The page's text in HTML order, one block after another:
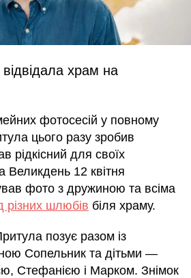
храм на
фотосесій у повному
цього разу зробив
рідкісний для своїх
12 квітня
фото з дружиною та всіма
різних шлюбів біля храму.
позує разом із
Сопельник та дітьми —
Стефанією і Марком. Знімок